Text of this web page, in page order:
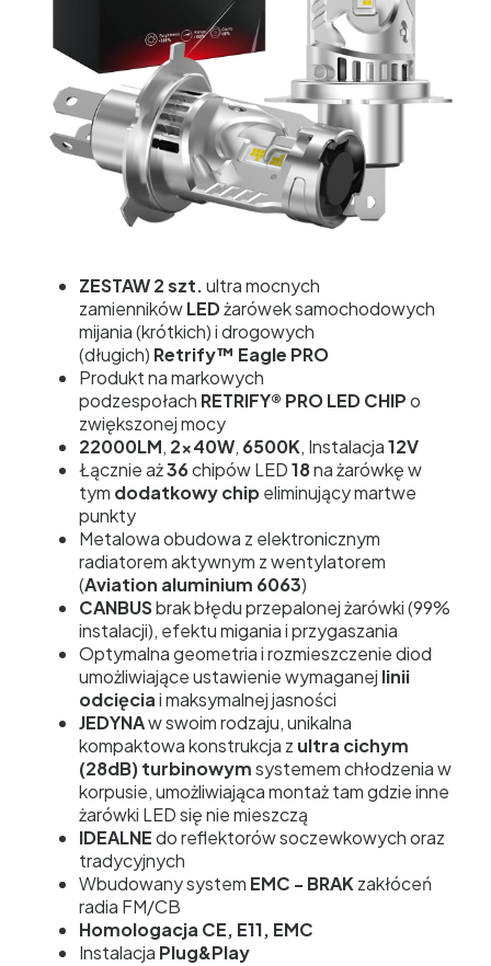
ZESTAW 2 szt.ultra mocnych
zamiennikówLEDżarówek samochodowych
mijania (krótkich) i drogowych
(długich) Retrify™ Eagle PRO
Produkt na markowych
podzespołach RETRIFY® PRO LED CHIPo
zwiększonej mocy
22000LM, 2x40W, 6500K, Instalacja12V
Łącznie aż36chipów LED18na żarówkę w
tym dodatkowy chipeliminujący martwe
punkty
Metalowa obudowa z elektronicznym
radiatorem aktywnym z wentylatorem
(Aviation aluminium 6063)
CANBUSbrak błędu przepalonej żarówki (99%
instalacji), efektu migania i przygaszania
Optymalna geometria i rozmieszczenie diod
umożliwiające ustawienie wymaganej linii
odcięciai maksymalnej jasności
JEDYNAw swoim rodzaju, unikalna
kompaktowa konstrukcja z ultra cichym
(28dB) turbinowymsystemem chłodzenia w
korpusie, umożliwiająca montaż tam gdzie inne
żarówki LED się nie mieszczą
IDEALNEdo reflektorów soczewkowych oraz
tradycyjnych
Wbudowany system EMC - BRAK zakłóceń
radia FM/CB
Homologacja CE, E11, EMC
Instalacja Plug&Play